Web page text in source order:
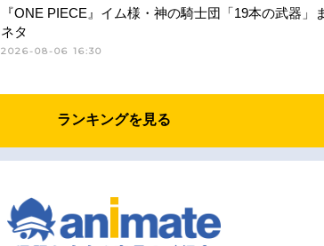
『ONE PIECE』イム様・神の騎士団「19本の武器」
ネタ
2026-08-06 16:30
ランキングを見る